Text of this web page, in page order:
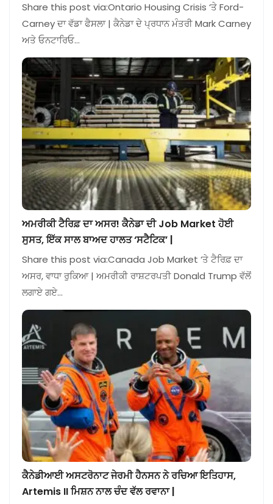
Share this post via:Ontario Housing Crisis ‘ਤੇ Ford-
Carney ਦਾ ਵੱਡਾ ਫੈਸਲਾ | ਕੈਨੇਡਾ ਦੇ ਪ੍ਰਧਾਨ ਮੰਤਰੀ Mark Carney
ਅਤੇ ਓਨਟਾਰਿਓ…
ਅਮਰੀਕੀ ਟੈਰਿਫ਼ ਦਾ ਅਸਰ! ਕੈਨੇਡਾ ਦੀ Job Market ਹੋਈ
ਸੁਸਤ, ਇੱਕ ਸਾਲ ਬਾਅਦ ਹਾਲਤ ‘ਸਟੈਟਿਕ’ |
Share this post via:Canada Job Market ‘ਤੇ ਟੈਰਿਫ਼ ਦਾ
ਅਸਰ, ਵਾਧਾ ਰੁਕਿਆ | ਅਮਰੀਕੀ ਰਾਸ਼ਟਰਪਤੀ Donald Trump ਵੱਲੋਂ
ਲਗਾਏ ਗਏ…
ਕੈਨੇਡੀਆਈ ਅਸਟਰੋਨਾਟ ਜੇਰਮੀ ਹੈਨਸਨ ਨੇ ਰਚਿਆ ਇਤਿਹਾਸ,
Artemis II ਮਿਸ਼ਨ ਨਾਲ ਚੰਦ ਵੱਲ ਰਵਾਨਾ |